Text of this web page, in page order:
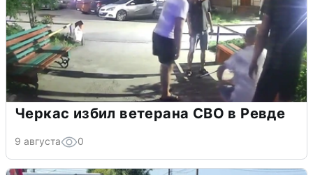
Черкас избил ветерана СВО в Ревде
9 августа 0